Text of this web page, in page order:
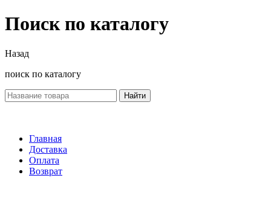
Поиск по каталогу
Назад
поиск по каталогу
Найти
Главная
Доставка
Оплата
Возврат